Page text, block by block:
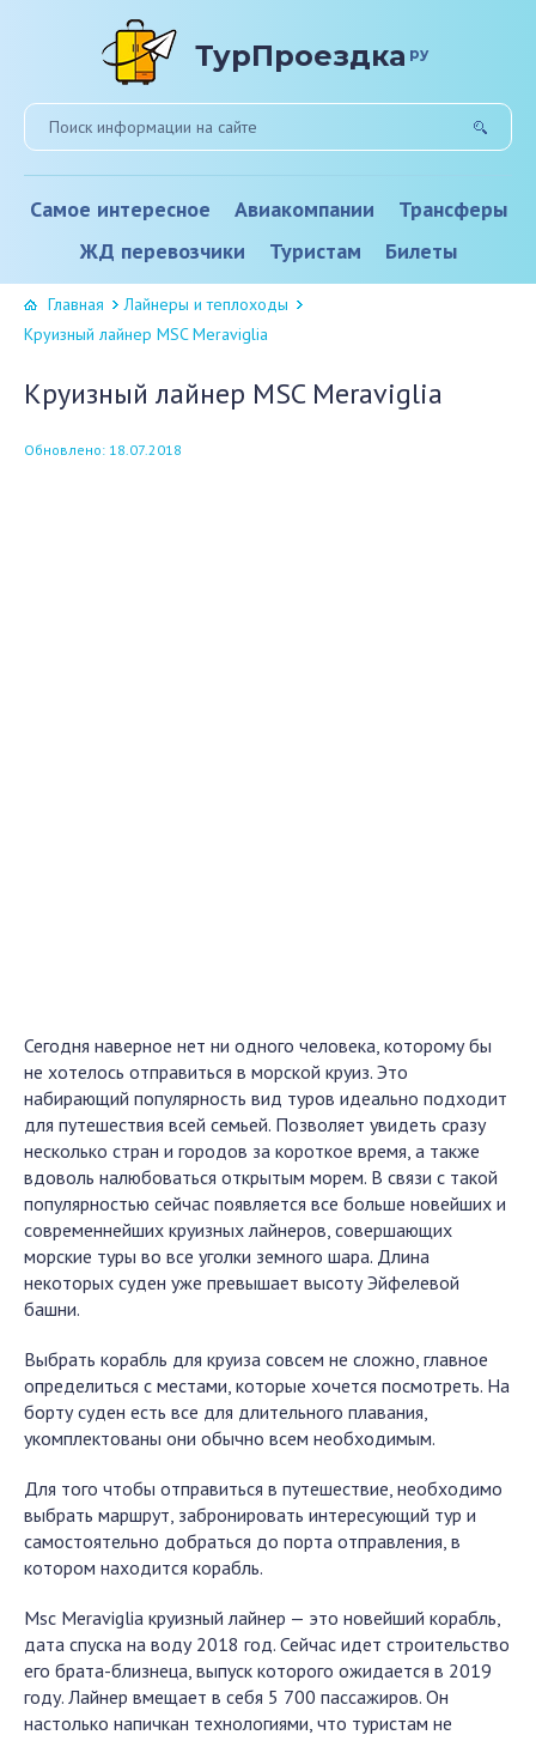
ТурПроездка ру
Самое интересное Авиакомпании
Трансферы
ЖД перевозчики
Туристам Билеты
Главная
Лайнеры и теплоходы
Круизный лайнер MSC Meraviglia
Круизный лайнер MSC Meraviglia
Обновлено: 18.07.2018
Сегодня наверное нет ни одного человека, которому бы
не хотелось отправиться в морской круиз. Это
набирающий популярность вид туров идеально подходит
для путешествия всей семьей. Позволяет увидеть сразу
несколько стран и городов за короткое время, а также
вдоволь налюбоваться открытым морем. В связи с такой
популярностью сейчас появляется все больше новейших и
современнейших круизных лайнеров, совершающих
морские туры во все уголки земного шара. Длина
некоторых суден уже превышает высоту Эйфелевой
башни.
Выбрать корабль для круиза совсем не сложно, главное
определиться с местами, которые хочется посмотреть. На
борту суден есть все для длительного плавания,
укомплектованы они обычно всем необходимым.
Для того чтобы отправиться в путешествие, необходимо
выбрать маршрут, забронировать интересующий тур и
самостоятельно добраться до порта отправления, в
котором находится корабль.
Msc Meraviglia круизный лайнер — это новейший корабль,
дата спуска на воду 2018 год. Сейчас идет строительство
его брата-близнеца, выпуск которого ожидается в 2019
году. Лайнер вмещает в себя 5 700 пассажиров. Он
настолько напичкан технологиями, что туристам не